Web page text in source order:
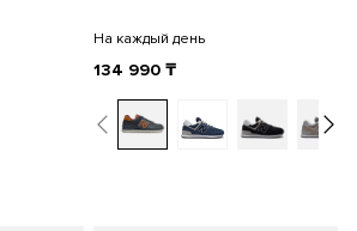
На каждый день
134 990 ₸